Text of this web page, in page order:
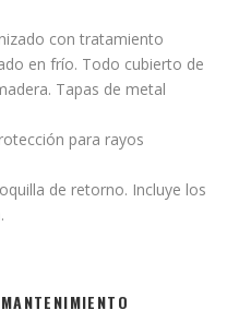
con tratamiento
en frío. Todo cubierto de
Tapas de metal
para rayos
de retorno. Incluye los